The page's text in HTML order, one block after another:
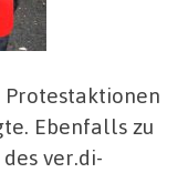
Ebenfalls zu
ver.di-